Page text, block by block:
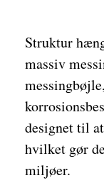
Struktur
massiv
designet til
hvilket gør
miljøer.